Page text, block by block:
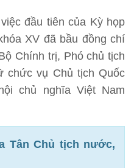
đầu tiên của Kỳ họp
XV đã bầu đồng chí
Chính trị, Phó chủ tịch
chức vụ Chủ tịch Quốc
chủ nghĩa Việt Nam
Tân Chủ tịch nước,